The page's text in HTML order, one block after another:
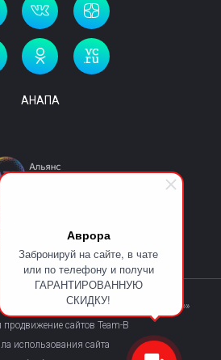
Аврора
Забронируй на сайте, в чате
или по телефону и получи
ГАРАНТИРОВАННУЮ
СКИДКУ!
АНАПА
КОМПАНИЯ «КУРОРТМАКС»»
продвижение сайтов Team-B
использования сайта